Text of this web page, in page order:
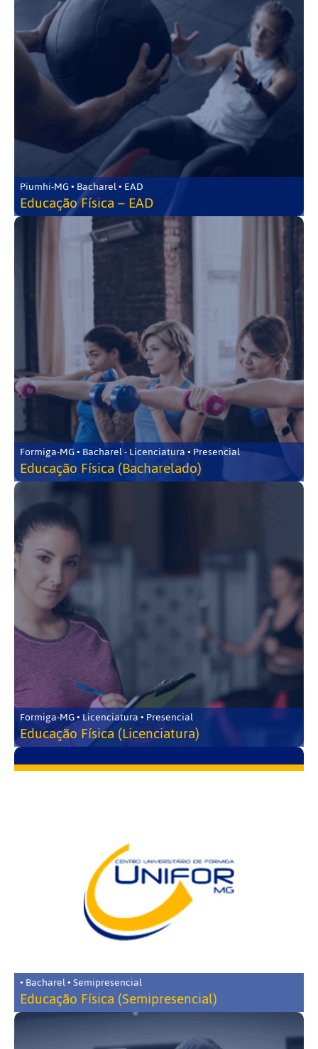
Piumhi-MG • Bacharel • EAD
Educação Física – EAD
Formiga-MG • Bacharel - Licenciatura • Presencial
Educação Física (Bacharelado)
Formiga-MG • Licenciatura • Presencial
Educação Física (Licenciatura)
• Bacharel • Semipresencial
Educação Física (Semipresencial)